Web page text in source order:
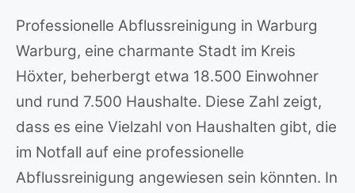
Professionelle Abflussreinigung in Warburg
Warburg, eine charmante Stadt im Kreis
Höxter, beherbergt etwa 18.500 Einwohner
und rund 7.500 Haushalte. Diese Zahl zeigt,
dass es eine Vielzahl von Haushalten gibt, die
im Notfall auf eine professionelle
Abflussreinigung angewiesen sein könnten. In